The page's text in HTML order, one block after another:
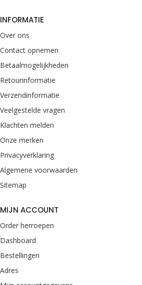
INFORMATIE
Over ons
Contact opnemen
Betaalmogelijkheden
Retourinformatie
Verzendinformatie
Veelgestelde vragen
Klachten melden
Onze merken
Privacyverklaring
Algemene voorwaarden
Sitemap
MIJN ACCOUNT
Order herroepen
Dashboard
Bestellingen
Adres